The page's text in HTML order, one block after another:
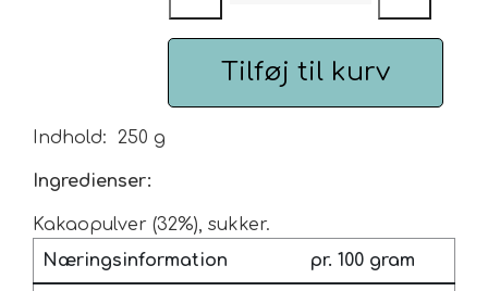
Rooibush
Husets Teblandinger
Tilføj til kurv
Indhold: 250 g
Ingredienser:
Kakaopulver (32%), sukker.
Næringsinformation
pr. 100 gram